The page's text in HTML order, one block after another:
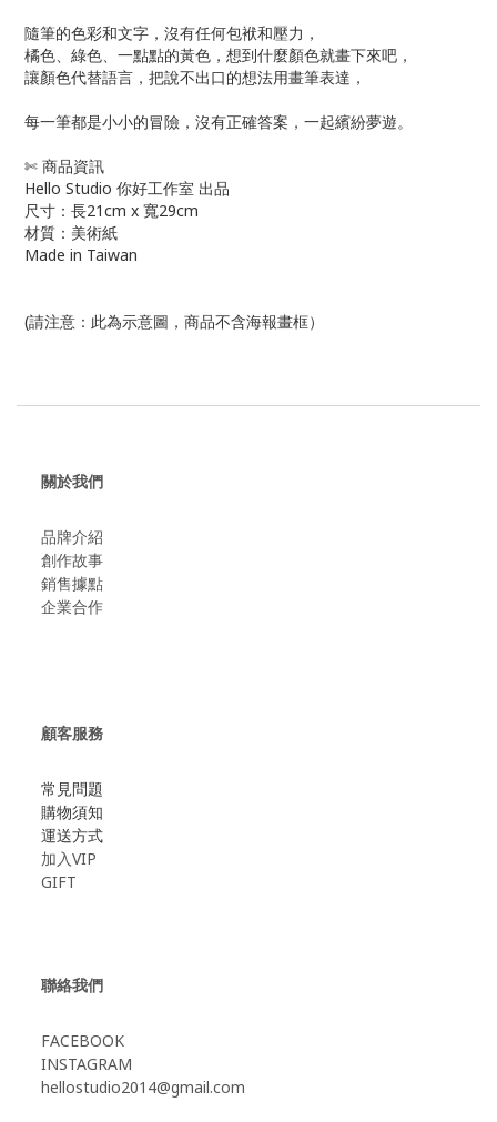
隨筆的色彩和文字，沒有任何包袱和壓力，
橘色、綠色、一點點的黃色，想到什麼顏色就畫下來吧，
讓顏色代替語言，把說不出口的想法用畫筆表達，
每一筆都是小小的冒險，沒有正確答案，一起繽紛夢遊。
✄ 商品資訊
Hello Studio 你好工作室 出品
尺寸：長21cm x 寬29cm
材質：美術紙
Made in Taiwan
(請注意：此為示意圖，商品不含海報畫框）
關於我們
品牌介紹
創作故事
​銷售據點
企業合作
顧客服務
常見問題
購物須知
運送方式
加入VIP
GIFT
聯絡我們
FACEBOOK
INSTAGRAM
hellostudio2014@gmail.com